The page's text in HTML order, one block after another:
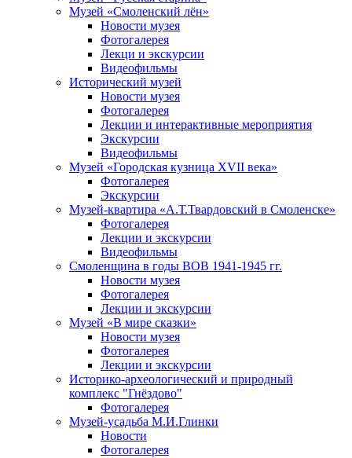
Музей «Смоленский лён»
Новости музея
Фотогалерея
Лекци и экскурсии
Видеофильмы
Исторический музей
Новости музея
Фотогалерея
Лекции и интерактивные мероприятия
Экскурсии
Видеофильмы
Музей «Городская кузница XVII века»
Фотогалерея
Экскурсии
Музей-квартира «А.Т.Твардовский в Смоленске»
Фотогалерея
Лекции и экскурсии
Видеофильмы
Смоленщина в годы ВОВ 1941-1945 гг.
Новости музея
Фотогалерея
Лекции и экскурсии
Музей «В мире сказки»
Новости музея
Фотогалерея
Лекции и экскурсии
Историко-археологический и природный
комплекс "Гнёздово"
Фотогалерея
Музей-усадьба М.И.Глинки
Новости
Фотогалерея